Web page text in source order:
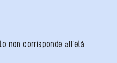
non corrisponde all’età